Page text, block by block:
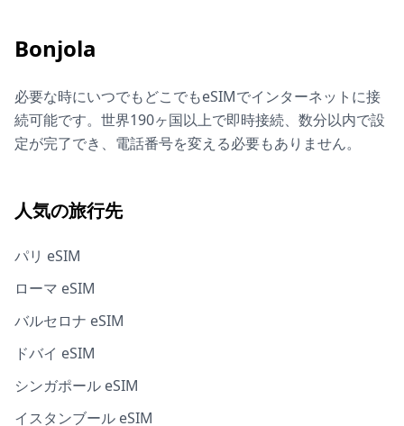
Bonjola
必要な時にいつでもどこでもeSIMでインターネットに接
続可能です。世界190ヶ国以上で即時接続、数分以内で設
定が完了でき、電話番号を変える必要もありません。
人気の旅行先
パリ eSIM
ローマ eSIM
バルセロナ eSIM
ドバイ eSIM
シンガポール eSIM
イスタンブール eSIM